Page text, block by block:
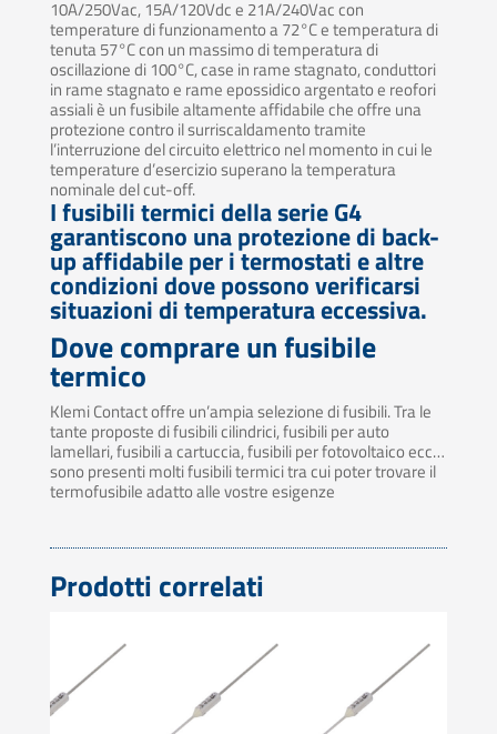
10A/250Vac, 15A/120Vdc e 21A/240Vac con
temperature di funzionamento a 72°C e temperatura di
tenuta 57°C con un massimo di temperatura di
oscillazione di 100°C, case in rame stagnato, conduttori
in rame stagnato e rame epossidico argentato e reofori
assiali è un fusibile altamente affidabile che offre una
protezione contro il surriscaldamento tramite
l’interruzione del circuito elettrico nel momento in cui le
temperature d’esercizio superano la temperatura
nominale del cut-off.
I fusibili termici della serie G4
garantiscono una protezione di back-
up affidabile per i termostati e altre
condizioni dove possono verificarsi
situazioni di temperatura eccessiva.
Dove comprare un fusibile
termico
Klemi Contact offre un’ampia selezione di fusibili. Tra le
tante proposte di fusibili cilindrici, fusibili per auto
lamellari, fusibili a cartuccia, fusibili per fotovoltaico ecc…
sono presenti molti fusibili termici tra cui poter trovare il
termofusibile adatto alle vostre esigenze
Prodotti correlati